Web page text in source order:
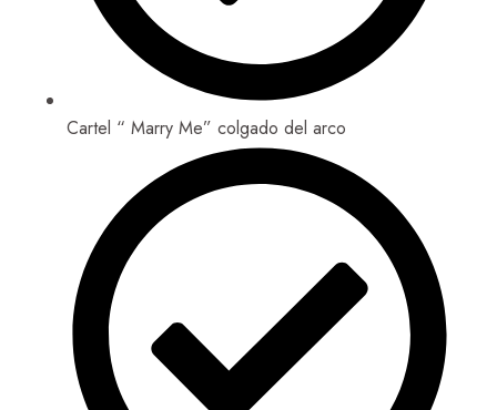
Cartel “ Marry Me” colgado del arco